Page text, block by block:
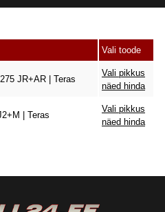
Vali toode
JR+AR | Teras
Vali pikkus
näed hinda
| Teras
Vali pikkus
näed hinda